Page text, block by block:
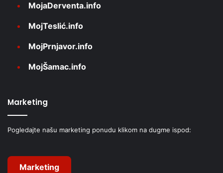
MojaDerventa.info
MojTeslić.info
MojPrnjavor.info
MojŠamac.info
Marketing
Pogledajte našu marketing ponudu klikom na dugme ispod:
Marketing